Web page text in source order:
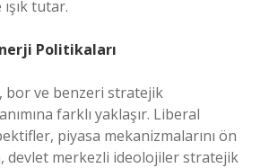
tutar.
Politikaları
bor ve benzeri stratejik
farklı yaklaşır. Liberal
piyasa mekanizmalarını ön
devlet merkezli ideolojiler stratejik